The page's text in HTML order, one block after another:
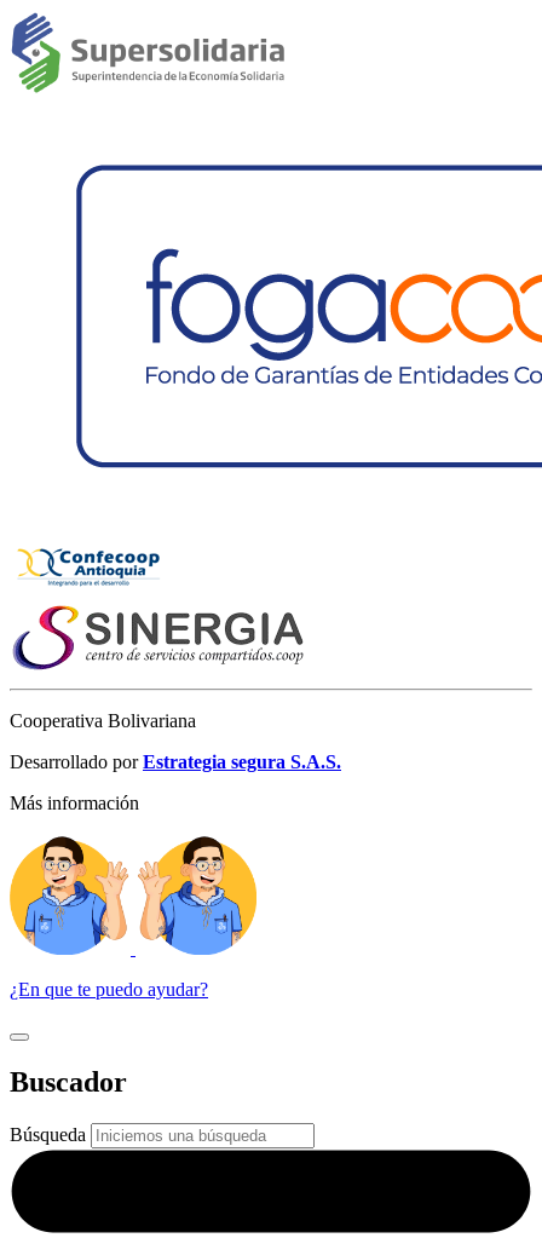
Cooperativa Bolivariana
Desarrollado porEstrategia segura S.A.S.
Más información
¿En que te puedo ayudar?
Buscador
Búsqueda